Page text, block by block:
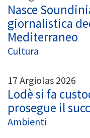
Nasce
giornalistica
Mediterraneo
Cultura
17 Argiolas 2026
Lodè si fa
prosegue il
Ambienti